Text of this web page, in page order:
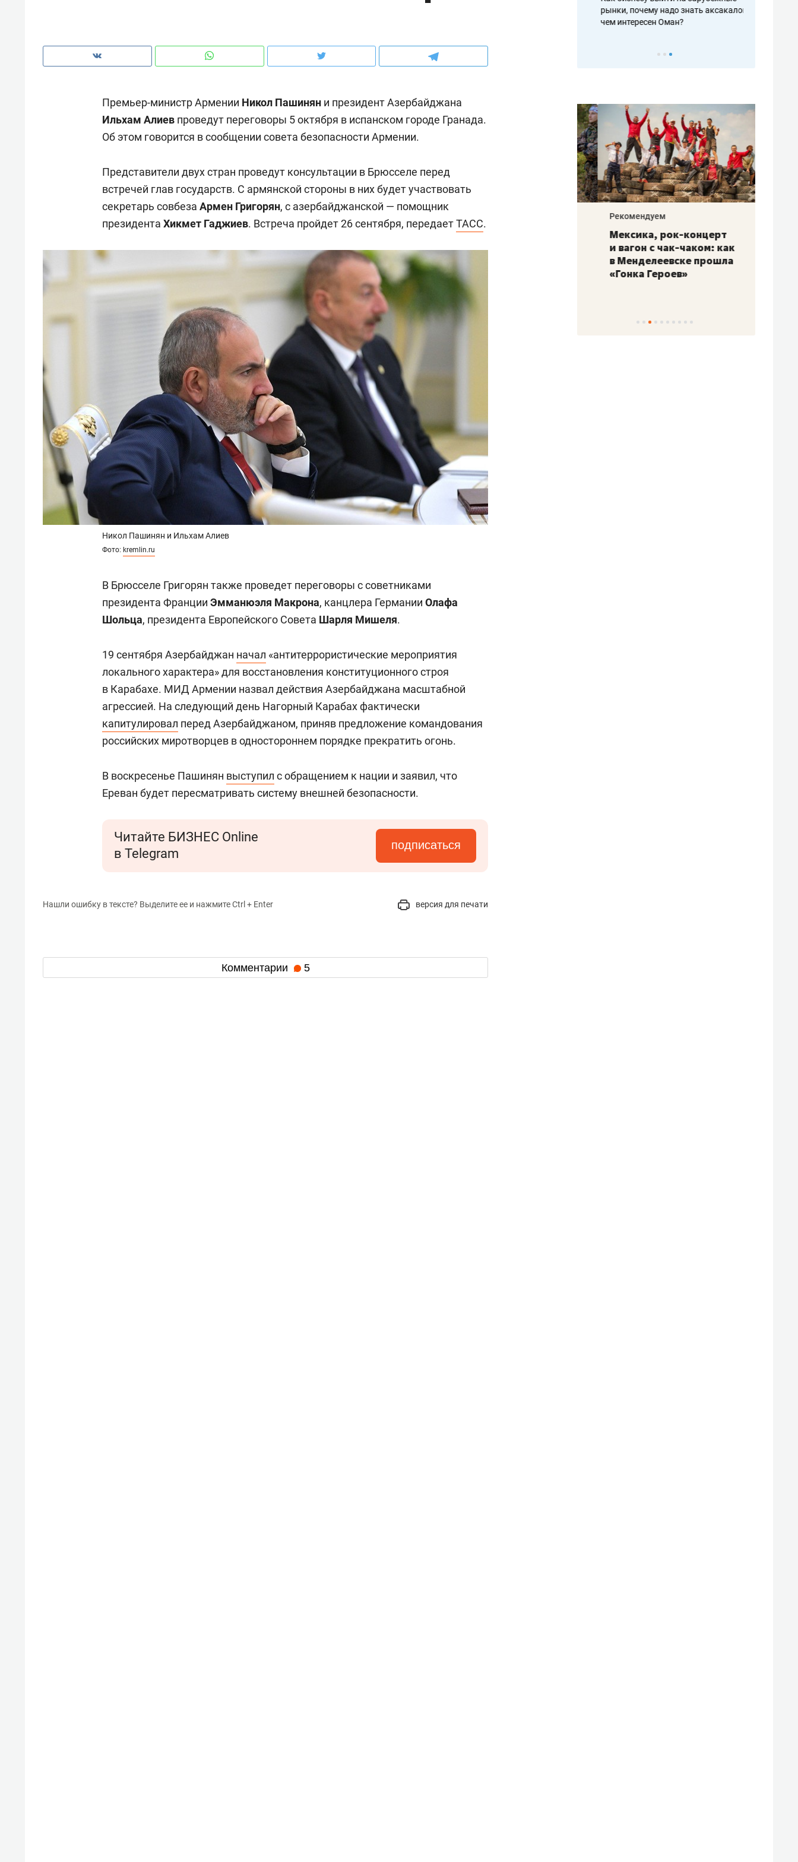
Премьер-министр Армении Никол Пашинян и президент Азербайджана
Ильхам Алиев проведут переговоры 5 октября в испанском городе Гранада.
Об этом говорится в сообщении совета безопасности Армении.
Представители двух стран проведут консультации в Брюсселе перед
встречей глав государств. С армянской стороны в них будет участвовать
секретарь совбеза Армен Григорян, с азербайджанской — помощник
президента Хикмет Гаджиев. Встреча пройдет 26 сентября, передаетТАСС.
Никол Пашинян и Ильхам Алиев
Фото: kremlin.ru
В Брюсселе Григорян также проведет переговоры с советниками
президента Франции Эмманюэля Макрона, канцлера Германии Олафа
Шольца, президента Европейского Совета Шарля Мишеля.
19 сентября Азербайджан начал «антитеррористические мероприятия
локального характера» для восстановления конституционного строя
в Карабахе. МИД Армении назвал действия Азербайджана масштабной
агрессией. На следующий день Нагорный Карабах фактически
капитулировал перед Азербайджаном, приняв предложение командования
российских миротворцев в одностороннем порядке прекратить огонь.
В воскресенье Пашинян выступил с обращением к нации и заявил, что
Ереван будет пересматривать систему внешней безопасности.
Читайте БИЗНЕС Online
в Telegram
подписаться
Нашли ошибку в тексте? Выделите ее и нажмите Ctrl + Enter версия для печати
Комментарии 5
рынки, почему надо знать аксакалов и
чем интересен Оман?
создают оазис жилого
комфорта под Казанью
ID вместо ключа: какой будет
безопасность в ЖК «Нова»
Опыт выживания в дикой
природе, работа
с ментальным и физическим
состоянием как основа
антихрупких команд
Рекомендуем
Мексика, рок-концерт
и вагон с чак-чаком: как
в Менделеевске прошла
«Гонка Героев»